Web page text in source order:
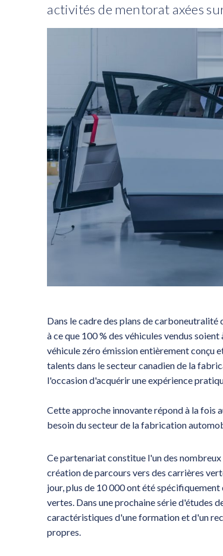
activités de mentorat axées
Dans le cadre des plans de
à ce que 100 % des véhicules vendus
véhicule zéro émission entièrement conçu
talents dans le secteur canadien de la
l'occasion d'acquérir une expérience
Cette approche innovante répond à la fois
besoin du secteur de la fabrication
Ce partenariat constitue l'un des nombreux
création de parcours vers des carrières
jour, plus de 10 000 ont été
vertes. Dans une prochaine série d'études
caractéristiques d'une formation et d'un
propres.